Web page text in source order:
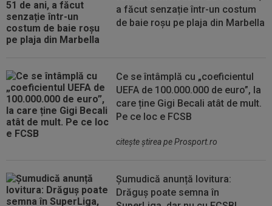
a făcut senzație într-un costum
de baie roșu pe plaja din Marbella
Ce se întâmplă cu „coeficientul
UEFA de 100.000.000 de euro”, la
care ține Gigi Becali atât de mult.
Pe ce loc e FCSB
citeşte ştirea pe Prosport.ro
Șumudică anunță lovitura:
Drăguș poate semna în